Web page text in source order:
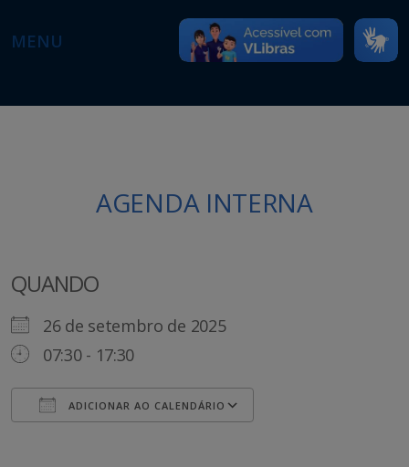
MENU
AGENDA INTERNA
QUANDO
26 de setembro de 2025
07:30 - 17:30
ADICIONAR AO CALENDÁRIO